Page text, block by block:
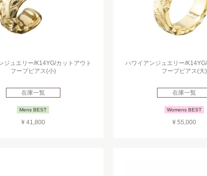
ジュエリー/K14YG/カットアウト
フープピアス(小)
在庫一覧
Mens BEST
¥ 41,800
ハワイアンジュエリー/
フープピアス(大)
在庫一覧
Womens BEST
¥ 55,000